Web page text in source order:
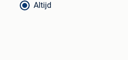
Altijd